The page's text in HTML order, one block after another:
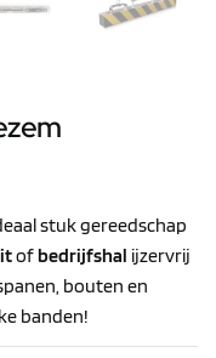
stuk gereedschap
ofbedrijfshal ijzervrij
bouten en
banden!